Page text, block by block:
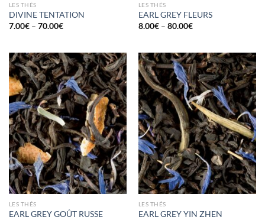
LES THÉS
DIVINE TENTATION
7.00€– 70.00€
LES THÉS
EARL GREY FLEURS
8.00€– 80.00€
LES THÉS
EARL GREY GOÛT RUSSE
LES THÉS
EARL GREY YIN ZHEN